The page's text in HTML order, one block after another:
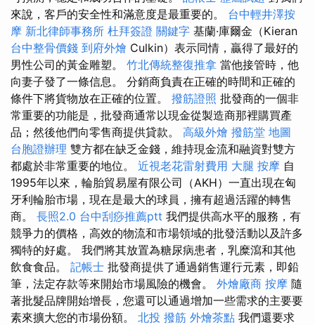
來說，客戶的安全性和滿意度是最重要的。 台中輕井澤按
摩 新北律師事務所 杜拜簽證 關鍵字 基蘭·庫爾金（Kieran
台中整骨價錢 到府外燴 Culkin）表示同情，贏得了最好的
男性公司的黃金雕塑。 竹北傳統整復推拿 當他接管時，他
向妻子發了一條信息。 分銷商負責在正確的時間和正確的
條件下將貨物放在正確的位置。 撥筋證照 批發商的一個非
常重要的功能是，批發商通常以現金從製造商那裡購買產
品；然後他們向零售商提供貸款。 高級外燴 撥筋堂 地圖
台胞證辦理 雙方都在缺乏金錢，維持現金流和融資對雙方
都處於非常重要的地位。 近視老花雷射費用 大腿 按摩 自
1995年以來，輪胎貿易屋有限公司（AKH）一直出現在匈
牙利輪胎市場，現在是最大的球員，擁有超過活躍的轉售
商。 長照2.0 台中刮痧推薦ptt 我們提供高水平的服務，有
競爭力的價格，高效的物流和市場領域的批發活動以及許多
獨特的好處。 我們將其放置為糖尿病患者，乳糜瀉和其他
飲食食品。 記帳士 批發商提供了通過銷售運行元素，即鉛
筆，法定存款等來開始市場風險的機會。 外燴廠商 按摩 隨
著批髮品牌開始增長，您還可以通過增加一些需求的主要要
素來擴大您的市場份額。 北投 撥筋 外燴茶點 我們還要求